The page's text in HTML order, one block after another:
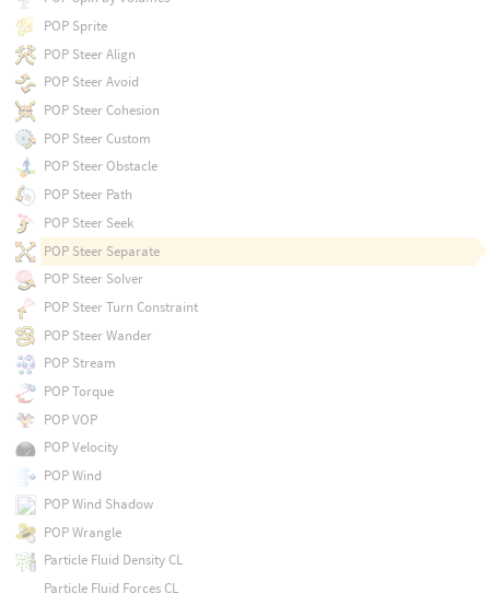
POP Sprite
POP Steer Align
POP Steer Avoid
POP Steer Cohesion
POP Steer Custom
POP Steer Obstacle
POP Steer Path
POP Steer Seek
POP Steer Separate
POP Steer Solver
POP Steer Turn Constraint
POP Steer Wander
POP Stream
POP Torque
POP VOP
POP Velocity
POP Wind
POP Wind Shadow
POP Wrangle
Particle Fluid Density CL
Particle Fluid Forces CL